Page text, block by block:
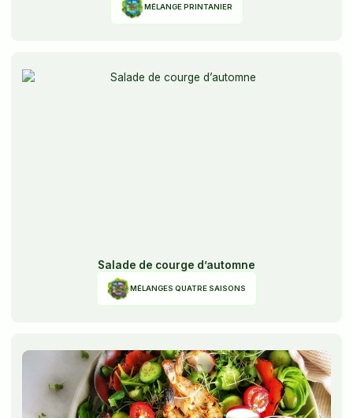
MÉLANGE PRINTANIER
Salade de courge d’automne
MÉLANGES QUATRE SAISONS